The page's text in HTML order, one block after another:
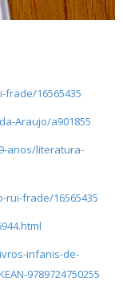
16565435
Araujo/a901855
anos/literatura-
frade/16565435
infanis-de-
9789724750255